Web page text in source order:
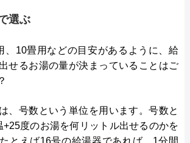
選ぶ
、10畳用などの目安があるように、給
せるお湯の量が決まっていることはご
、号数という単位を用います。号数と
+25度のお湯を何リットル出せるのかを